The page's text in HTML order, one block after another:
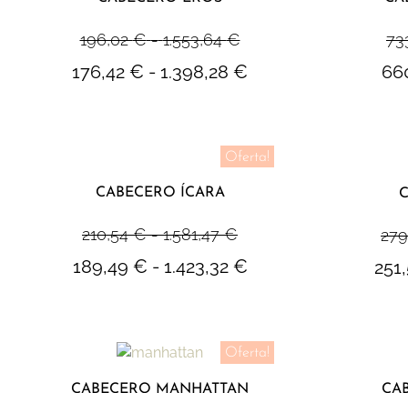
196,02€ - 1.553,64€
176,42 € - 1.398,28 €
Oferta!
CABECERO ÍCARA
210,54€ - 1.581,47€
189,49 € - 1.423,32 €
Oferta!
CABECERO MANHATTAN